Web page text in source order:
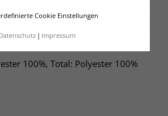
Cookie Einstellungen
Impressum
Schultergurt dieser Sporttasche
anpassbaren Komfort
findest du praktischen zusätzlichen
100%, Total: Polyester 100%